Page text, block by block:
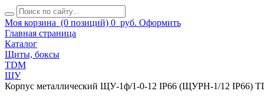
Моя корзина (0 позиций) 0 руб. Оформить
Главная страница
Каталог
Щиты, боксы
TDM
ЩУ
Корпус металлический ЩУ-1ф/1-0-12 IP66 (ЩУРН-1/12 IP66)